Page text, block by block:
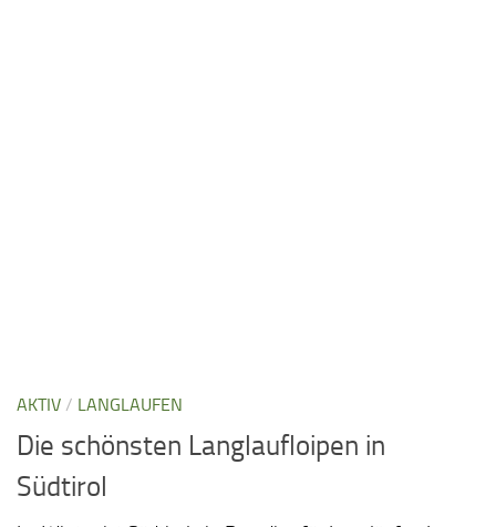
AKTIV / LANGLAUFEN
Die schönsten Langlaufloipen in
Südtirol